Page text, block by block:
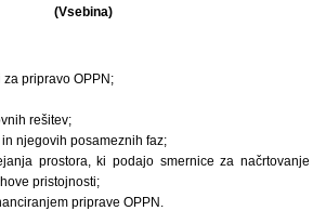
(Vsebina)
pripravo OPPN;
rešitev;
njegovih posameznih faz;
prostora, ki podajo smernice za načrtovanje
pristojnosti;
priprave OPPN.